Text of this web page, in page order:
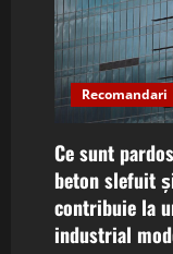
Recomandari
Ce sunt
beton slefuit
contribuie la
industrial